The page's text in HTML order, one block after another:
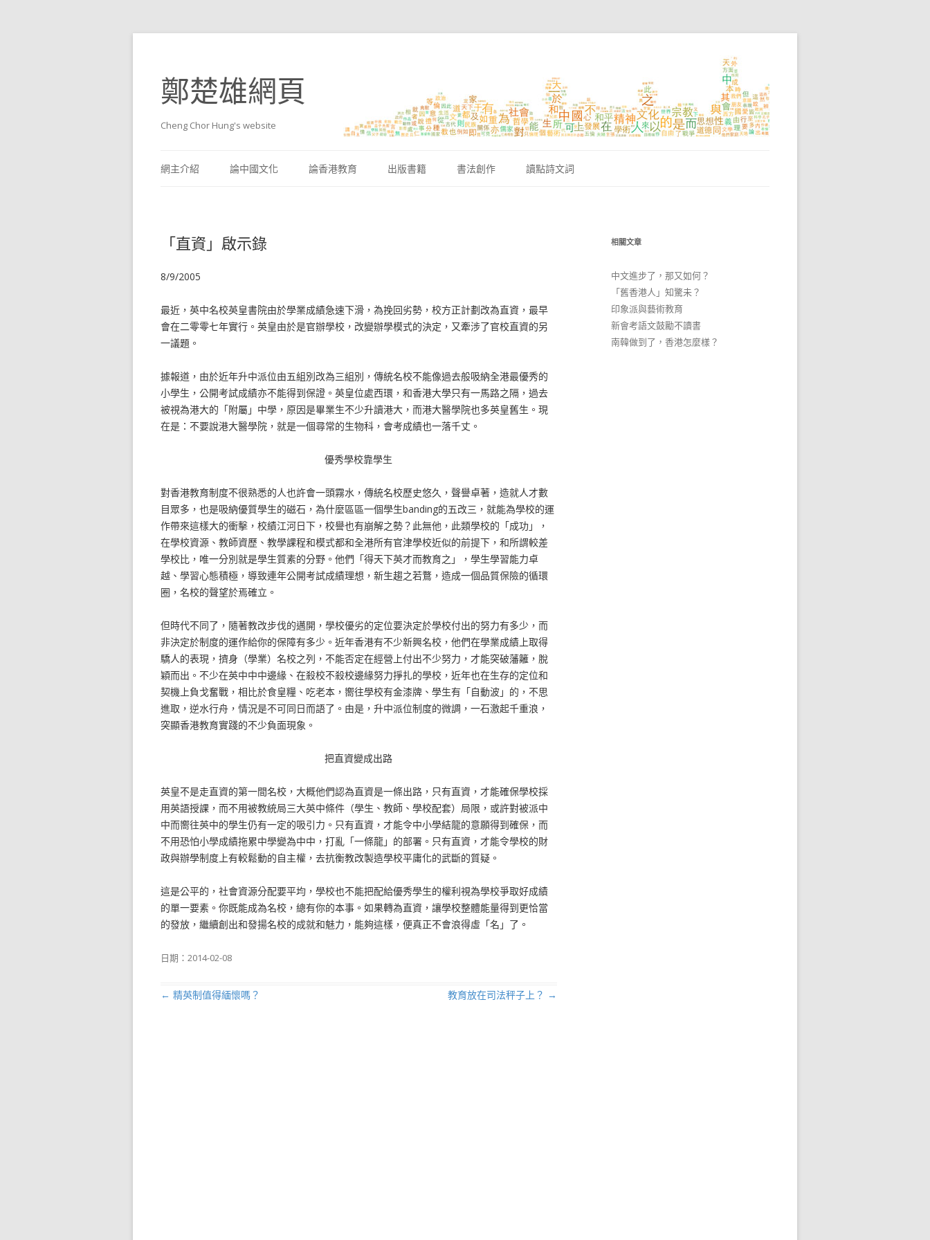
鄭楚雄網頁
Cheng Chor Hung's website
網主介紹
論中國文化 論香港教育 出版書籍 書法創作 讀點詩文詞
「直資」啟示錄
8/9/2005
最近，英中名校英皇書院由於學業成績急速下滑，為挽回劣勢，校方正計劃改為直資，最早
會在二零零七年實行。英皇由於是官辦學校，改變辦學模式的決定，又牽涉了官校直資的另
一議題。
據報道，由於近年升中派位由五組別改為三組別，傳統名校不能像過去般吸納全港最優秀的
小學生，公開考試成績亦不能得到保證。英皇位處西環，和香港大學只有一馬路之隔，過去
被視為港大的「附屬」中學，原因是畢業生不少升讀港大，而港大醫學院也多英皇舊生。現
在是：不要說港大醫學院，就是一個尋常的生物科，會考成績也一落千丈。
優秀學校靠學生
對香港教育制度不很熟悉的人也許會一頭霧水，傳統名校歷史悠久，聲譽卓著，造就人才數
目眾多，也是吸納優質學生的磁石，為什麼區區一個學生banding的五改三，就能為學校的運
作帶來這樣大的衝擊，校績江河日下，校譽也有崩解之勢？此無他，此類學校的「成功」，
在學校資源、教師資歷、教學課程和模式都和全港所有官津學校近似的前提下，和所謂較差
學校比，唯一分別就是學生質素的分野。他們「得天下英才而教育之」，學生學習能力卓
越、學習心態積極，導致連年公開考試成績理想，新生趨之若鶩，造成一個品質保險的循環
圈，名校的聲望於焉確立。
但時代不同了，隨著教改步伐的邁開，學校優劣的定位要決定於學校付出的努力有多少，而
非決定於制度的運作給你的保障有多少。近年香港有不少新興名校，他們在學業成績上取得
驕人的表現，擠身（學業）名校之列，不能否定在經營上付出不少努力，才能突破藩籬，脫
穎而出。不少在英中中中邊緣、在殺校不殺校邊緣努力掙扎的學校，近年也在生存的定位和
契機上負戈奮戰，相比於食皇糧、吃老本，嚮往學校有金漆牌、學生有「自動波」的，不思
進取，逆水行舟，情況是不可同日而語了。由是，升中派位制度的微調，一石激起千重浪，
突顯香港教育實踐的不少負面現象。
把直資變成出路
英皇不是走直資的第一間名校，大概他們認為直資是一條出路，只有直資，才能確保學校採
用英語授課，而不用被教統局三大英中條件（學生、教師、學校配套）局限，或許對被派中
中而嚮往英中的學生仍有一定的吸引力。只有直資，才能令中小學結龍的意願得到確保，而
不用恐怕小學成績拖累中學變為中中，打亂「一條龍」的部署。只有直資，才能令學校的財
政與辦學制度上有較鬆動的自主權，去抗衡教改製造學校平庸化的武斷的質疑。
這是公平的，社會資源分配要平均，學校也不能把配給優秀學生的權利視為學校爭取好成績
的單一要素。你既能成為名校，總有你的本事。如果轉為直資，讓學校整體能量得到更恰當
的發放，繼續創出和發揚名校的成就和魅力，能夠這樣，便真正不會浪得虛「名」了。
日期： 2014-02-08
文章導航列
← 精英制值得緬懷嗎？ 教育放在司法秤子上？ →
相關文章
中文進步了，那又如何？
「舊香港人」知驚未？
印象派與藝術教育
新會考語文鼓勵不讀書
南韓做到了，香港怎麼樣？